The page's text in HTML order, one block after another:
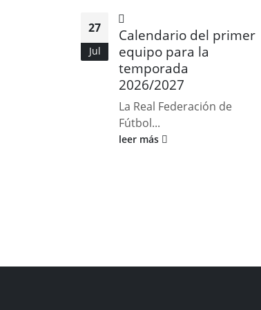
27
Jul
Calendario del primer
equipo para la
temporada
2026/2027
La Real Federación de
Fútbol...
leer más